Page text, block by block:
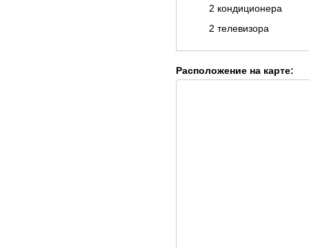
2 кондиционера
2 телевизора
Расположение на карте: